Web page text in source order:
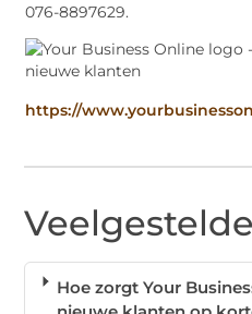
076-8897629.
https://
Hoe zorgt Your